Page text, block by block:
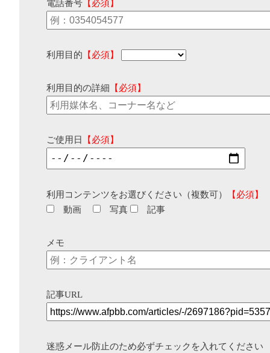
電話番号 【必須】
利用目的 【必須】
利用目的の詳細 【必須】
ご使用日 【必須】
利用コンテンツをお選びください（複数可）
【必須】
動画
写真 記事
メモ
記事URL
迷惑メール防止のため必ずチェックを入れてください